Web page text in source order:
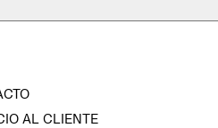
AL CLIENTE